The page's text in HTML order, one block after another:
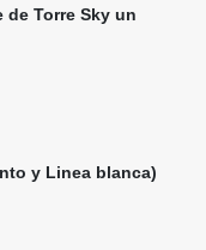
Torre Sky un
y Linea blanca)